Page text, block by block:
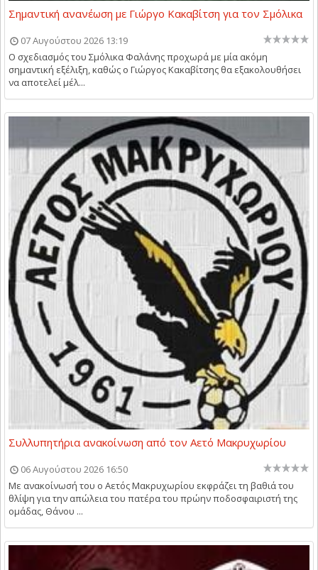
Σημαντική ανανέωση με Γιώργο Κακαβίτση για τον Σμόλικα
07 Αυγούστου 2026 13:19
Ο σχεδιασμός του Σμόλικα Φαλάνης προχωρά με μία ακόμη
σημαντική εξέλιξη, καθώς ο Γιώργος Κακαβίτσης θα εξακολουθήσει
να αποτελεί μέλ...
Συλλυπητήρια ανακοίνωση από τον Αετό Μακρυχωρίου
06 Αυγούστου 2026 16:50
Με ανακοίνωσή του ο Αετός Μακρυχωρίου εκφράζει τη βαθιά του
θλίψη για την απώλεια του πατέρα του πρώην ποδοσφαιριστή της
ομάδας, Θάνου ...